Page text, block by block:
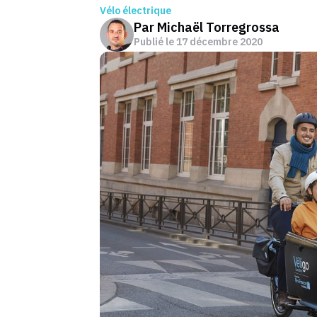
Vélo électrique
Par Michaël Torregrossa
Publié le17 décembre 2020